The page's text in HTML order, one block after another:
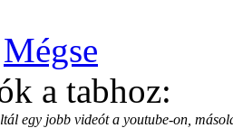
Mégse
a tabhoz:
egy jobb videót a youtube-on,